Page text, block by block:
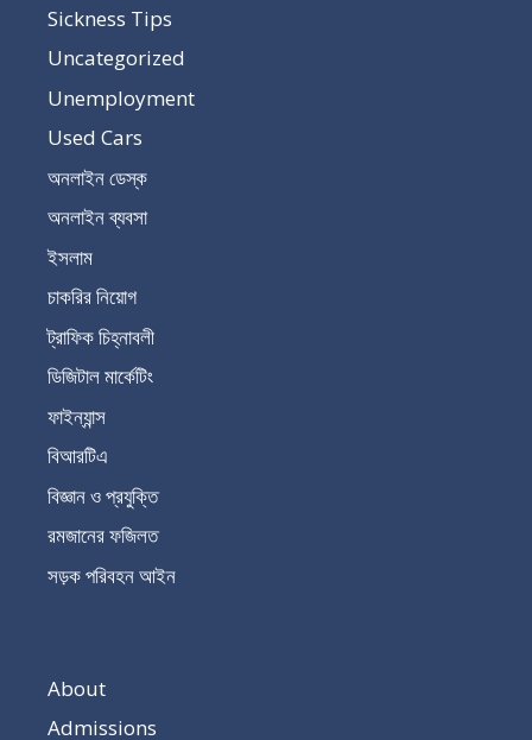
Sickness Tips
Uncategorized
Unemployment
Used Cars
অনলাইন ডেস্ক
অনলাইন ব্যবসা
ইসলাম
চাকরির নিয়োগ
ট্রাফিক চিহ্নাবলী
ডিজিটাল মার্কেটিং
ফাইন্যান্স
বিআরটিএ
বিজ্ঞান ও প্রযুক্তি
রমজানের ফজিলত
সড়ক পরিবহন আইন
About
Admissions